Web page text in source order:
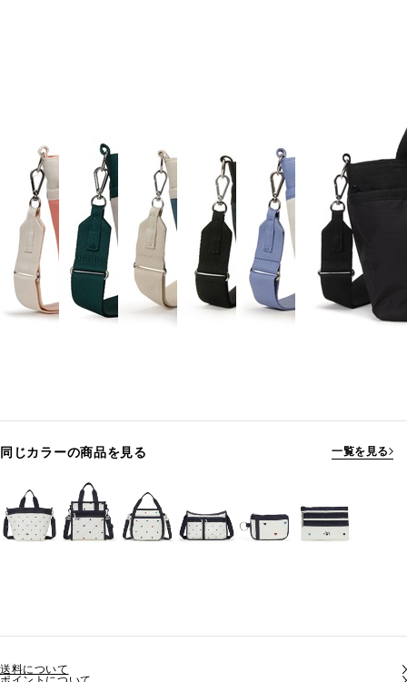
同じカラーの商品を見る 一覧を見る
送料について